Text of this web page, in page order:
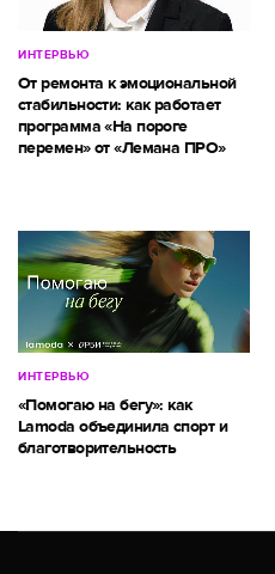
ИНТЕРВЬЮ
От ремонта к эмоциональной
стабильности: как работает
программа «На пороге
перемен» от «Лемана ПРО»
ИНТЕРВЬЮ
«Помогаю на бегу»: как
Lamoda объединила спорт и
благотворительность